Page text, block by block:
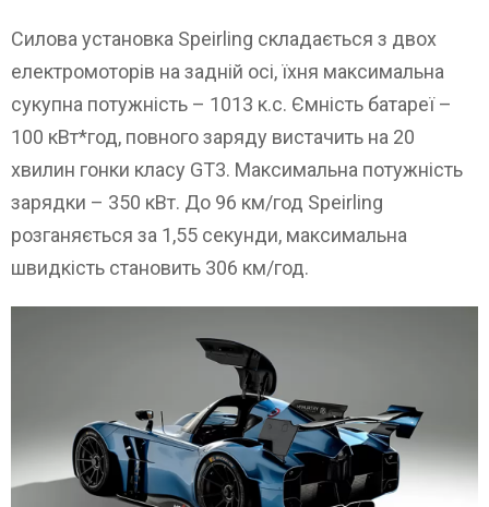
Силова установка Speirling складається з двох
електромоторів на задній осі, їхня максимальна
сукупна потужність – 1013 к.с. Ємність батареї –
100 кВт*год, повного заряду вистачить на 20
хвилин гонки класу GT3. Максимальна потужність
зарядки – 350 кВт. До 96 км/год Speirling
розганяється за 1,55 секунди, максимальна
швидкість становить 306 км/год.